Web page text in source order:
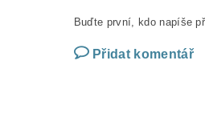
Buďte první, kdo napíše
Přidat komentář